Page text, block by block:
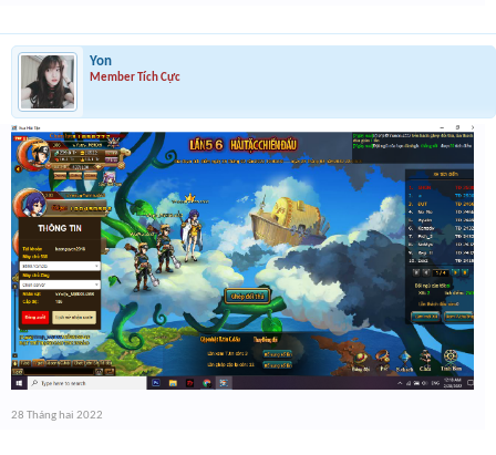
Yon
Member Tích Cực
28 Tháng hai 2022